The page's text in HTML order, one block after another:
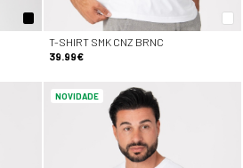
T-SHIRT SMK CNZ BRNC
39.99€
NOVIDADE